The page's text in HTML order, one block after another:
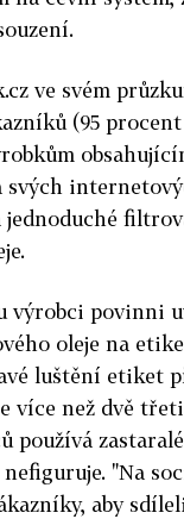
ve svém
(95
svých
výrobci povinni
oleje na
luštění etiket
více než dvě
používá
nefiguruje. "Na
aby